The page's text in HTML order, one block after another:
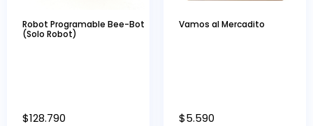
Robot Programable Bee-Bot
(Solo Robot)
$128.790
Vamos al Mercadito
$5.590